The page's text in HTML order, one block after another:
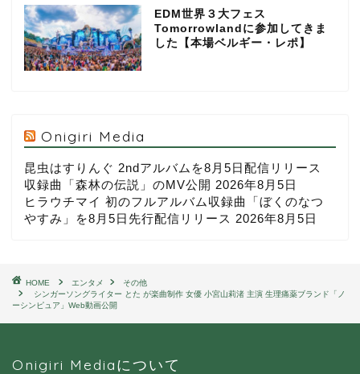
EDM世界３大フェス
Tomorrowlandに参加してきま
した【本場ベルギー・レポ】
Onigiri Media
昆虫はすりんぐ 2ndアルバムを8月5日配信リリース
収録曲「森林の伝説」のMV公開 2026年8月5日
ヒラウチマイ 初のフルアルバム収録曲「ぼくのなつ
やすみ」を8月5日先行配信リリース 2026年8月5日
HOME エンタメ
その他
シンガーソングライター とた が楽曲制作 女優 小宮山莉渚 主演 生理痛薬ブランド「ノ
ーシンピュア」Web動画公開
Onigiri Mediaについて